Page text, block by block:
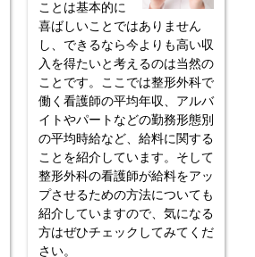
ことは基本的に
喜ばしいことではありません
し、できるなら今よりも高い収
入を得たいと考えるのは当然の
ことです。ここでは整形外科で
働く看護師の平均年収、アルバ
イトやパートなどの勤務形態別
の平均時給など、給料に関する
ことを紹介しています。そして
整形外科の看護師が給料をアッ
プさせるための方法についても
紹介していますので、気になる
方はぜひチェックしてみてくだ
さい。